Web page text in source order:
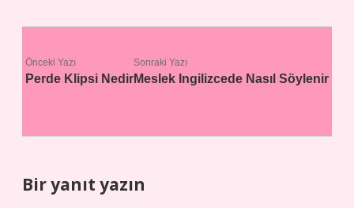
Önceki Yazı
Perde Klipsi Nedir
Sonraki Yazı
Meslek Ingilizcede Nasıl Söylenir
Bir yanıt yazın